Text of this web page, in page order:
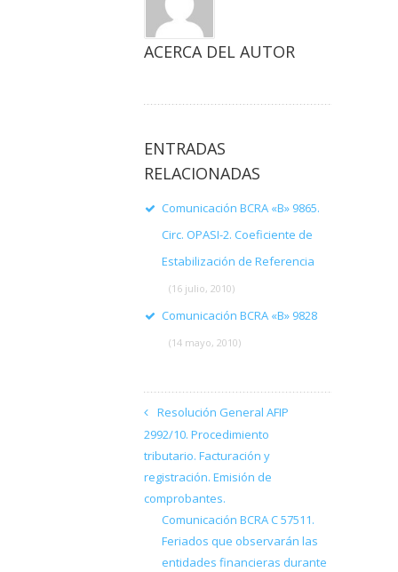
ACERCA DEL AUTOR
ENTRADAS
RELACIONADAS
Comunicación BCRA «B» 9865.
Circ. OPASI-2. Coeficiente de
Estabilización de Referencia
(16 julio, 2010)
Comunicación BCRA «B» 9828
(14 mayo, 2010)
Resolución General AFIP
2992/10. Procedimiento
tributario. Facturación y
registración. Emisión de
comprobantes.
Comunicación BCRA C 57511.
Feriados que observarán las
entidades financieras durante